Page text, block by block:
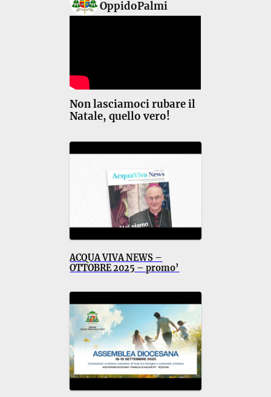
OppidoPalmi
Non lasciamoci rubare il
Natale, quello vero!
ACQUA VIVA NEWS –
OTTOBRE 2025 – promo’